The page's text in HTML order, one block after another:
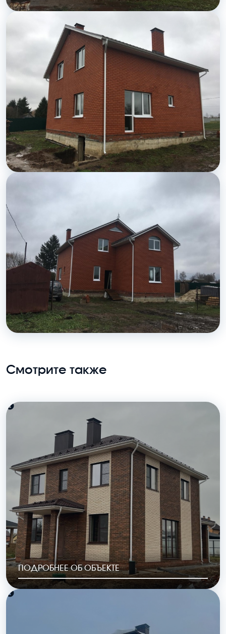
Смотрите также
ПОДРОБНЕЕ ОБ ОБЪЕКТЕ